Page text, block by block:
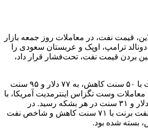
قیمت نفت، در معاملات روز جمعه بازار
ترامپ، اوپک و عربستان سعودی را
بردن قیمت نفت، تحت‌فشار قرار داد،
بهای معاملات نفت برنت با ۵۰ سنت کاهش، به ۷۷ دلار و ۹۵ سنت
وست تگزاس اینترمدیت آمریکا، با
۳۱ سنت کاهش، به ۷۴ دلار و ۳۱ سنت در هر بشکه رسید. در
معاملات روز پنج‌شنبه، نفت برنت با ۷۱ سنت کاهش و شاخص نفت